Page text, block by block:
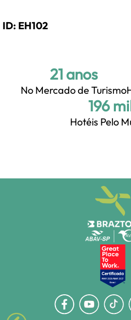
ID: EH102
21 anos
No Mercado de Turismo
+200
Hotéis Pelo